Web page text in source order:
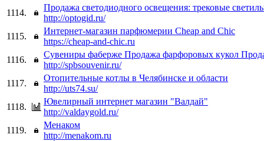
1114.
Продажа светодиодного освещения: трековые
http://optogid.ru/
1115.
Интернет-магазин парфюмерии Cheap and Chic
https://cheap-and-chic.ru
1116.
Сувениры фаберже Продажа фарфоровых кукол
http://spbsouvenir.ru/
1117.
Отопительные котлы в Челябинске и области
http://uts74.su/
1118.
Ювелирный интернет магазин "Валдай"
http://valdaygold.ru/
1119.
Менаком
http://menakom.ru